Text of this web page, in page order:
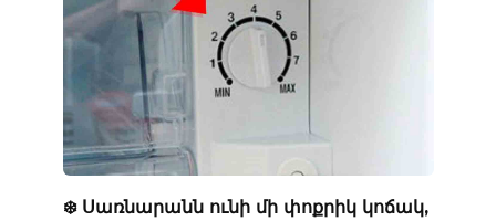
❄️ Սառնարանն ունի մի փոքրիկ կոճակ,